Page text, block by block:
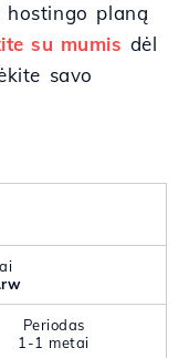
planą
su mumis dėl
savo
Periodas
1-1 metai